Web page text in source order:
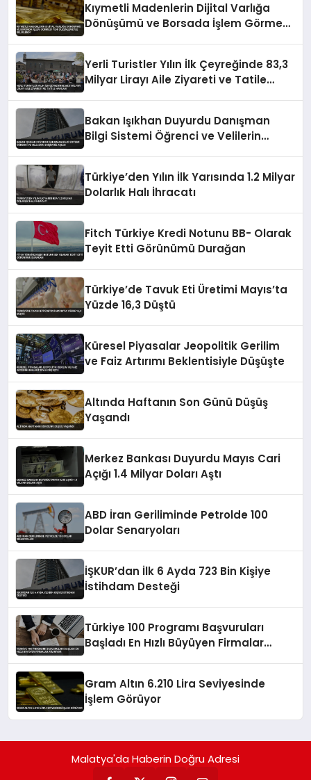
Kıymetli Madenlerin Dijital Varlığa
Dönüşümü ve Borsada İşlem Görmesi
Yerli Turistler Yılın İlk Çeyreğinde 83,3
Milyar Lirayı Aile Ziyareti ve Tatile
Bakan Işıkhan Duyurdu Danışman
Bilgi Sistemi Öğrenci ve Velilerin
Türkiye’den Yılın İlk Yarısında 1.2 Milyar
Dolarlık Halı İhracatı
Fitch Türkiye Kredi Notunu BB- Olarak
Teyit Etti Görünümü Durağan
Türkiye’de Tavuk Eti Üretimi Mayıs’ta
Yüzde 16,3 Düştü
Küresel Piyasalar Jeopolitik Gerilim
ve Faiz Artırımı Beklentisiyle Düşüşte
Altında Haftanın Son Günü Düşüş
Yaşandı
Merkez Bankası Duyurdu Mayıs Cari
Açığı 1.4 Milyar Doları Aştı
ABD İran Geriliminde Petrolde 100
Dolar Senaryoları
İŞKUR’dan İlk 6 Ayda 723 Bin Kişiye
İstihdam Desteği
Türkiye 100 Programı Başvuruları
Başladı En Hızlı Büyüyen Firmalar
Gram Altın 6.210 Lira Seviyesinde
İşlem Görüyor
Malatya'da Haberin Doğru Adresi